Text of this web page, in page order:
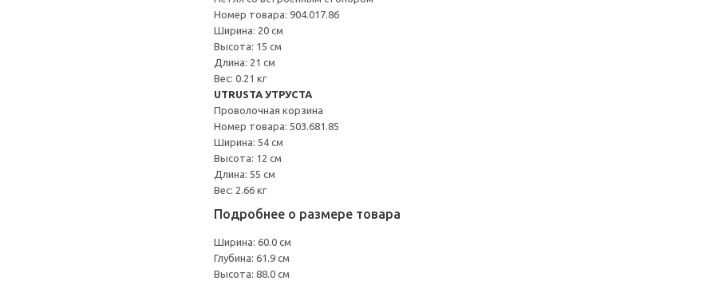
Номер товара: 904.017.86
Ширина: 20 см
Высота: 15 см
Длина: 21 см
Вес: 0.21 кг
UTRUSTA УТРУСТА
Проволочная корзина
Номер товара: 503.681.85
Ширина: 54 см
Высота: 12 см
Длина: 55 см
Вес: 2.66 кг
Подробнее о размере товара
Ширина: 60.0 см
Глубина: 61.9 см
Высота: 88.0 см